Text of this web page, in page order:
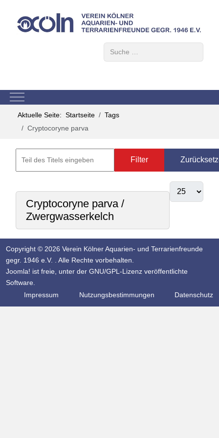
Mobile Menu Toggle
Aktuelle Seite: Startseite
Tags
Cryptocoryne parva
Filter
Cryptocoryne parva /
Zwergwasserkelch
Copyright © 2026 Verein Kölner Aquarien- und Terrarienfreunde
gegr. 1946 e.V. . Alle Rechte vorbehalten.
Joomla! ist freie, unter der GNU/GPL-Lizenz veröffentlichte
Software.
Impressum
Nutzungsbestimmungen Datenschutz